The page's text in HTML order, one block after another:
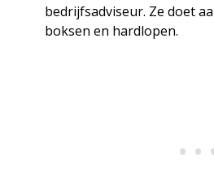
bedrijfsadviseur. Ze doet
boksen en hardlopen.